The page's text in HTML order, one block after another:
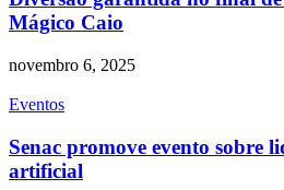
Mágico Caio
novembro 6, 2025
Eventos
Senac promove evento sobre
artificial